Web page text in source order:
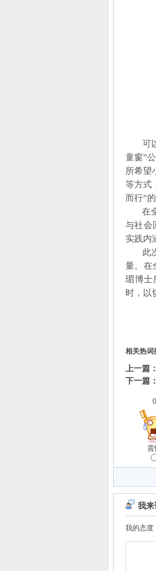
可以
童窗”
所希望
等方式
而行”的
在全
与社会
实践内
此次
量。在
瑂博士
时，以
相关热词
上一篇：
下一篇：
0
震